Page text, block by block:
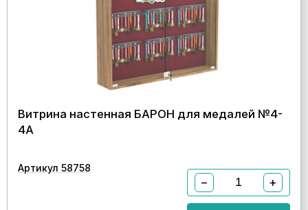
Витрина настенная БАРОН для медалей №4-
4А
Артикул 58758
− +